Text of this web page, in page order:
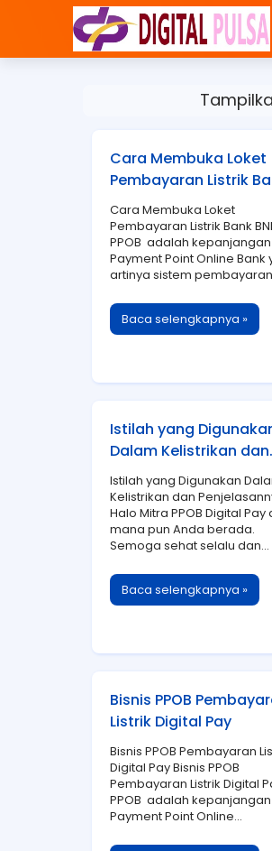
Cara Membuka Loket
Pembayaran Listrik
BNI
Cara Membuka Loket
Pembayaran Listrik Bank
PPOB adalah
Payment Point Online Bank
artinya sistem pembayaran
Baca selengkapnya »
Istilah yang
Dalam Kelistrikan dan
Penjelasannya
Istilah yang Digunakan
Kelistrikan dan
Halo Mitra PPOB Digital Pay
mana pun Anda berada.
Semoga sehat selalu dan...
Baca selengkapnya »
Bisnis PPOB
Listrik Digital Pay
Bisnis PPOB Pembayaran
Digital Pay Bisnis PPOB
Pembayaran Listrik Digital
PPOB adalah
Payment Point Online...